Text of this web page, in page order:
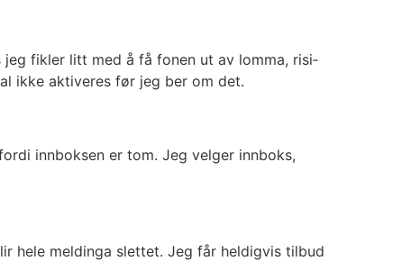
jeg fik­ler litt med å få fonen ut av lom­ma, risi­
ikke akti­ve­res før jeg ber om det.
inn­bok­sen er tom. Jeg vel­ger inn­boks,
hele mel­din­ga slet­tet. Jeg får hel­dig­vis til­bud